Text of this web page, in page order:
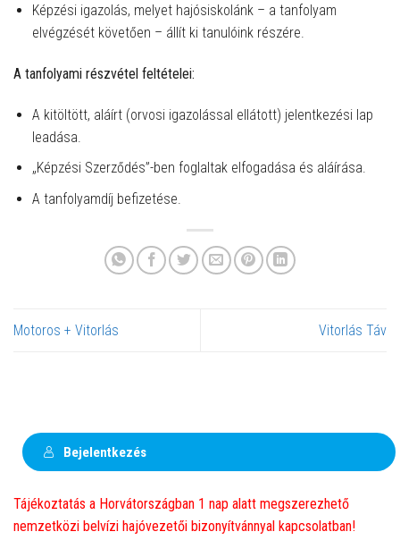
Képzési igazolás, melyet hajósiskolánk – a tanfolyam
elvégzését követően – állít ki tanulóink részére.
A tanfolyami részvétel feltételei:
A kitöltött, aláírt (orvosi igazolással ellátott) jelentkezési lap
leadása.
„Képzési Szerződés”-ben foglaltak elfogadása és aláírása.
A tanfolyamdíj befizetése.
Motoros + Vitorlás Vitorlás Táv
Bejelentkezés
Tájékoztatás a Horvátországban 1 nap alatt megszerezhető
nemzetközi belvízi hajóvezetői bizonyítvánnyal kapcsolatban!